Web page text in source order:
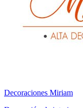
Decoraciones Miriam